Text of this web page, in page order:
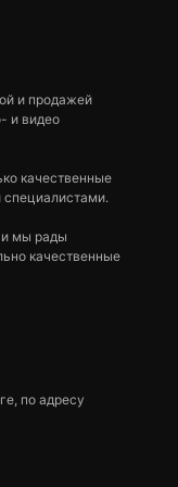
и продажей
и видео
качественные
и мы рады
качественные
по адресу